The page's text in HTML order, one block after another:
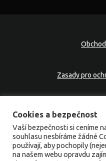
Zasady pro
Cookies a bezpečnost
Vaší bezpečnosti si ceníme
souhlasu nesbíráme žádné
používají, aby pochopily
na našem webu opravdu